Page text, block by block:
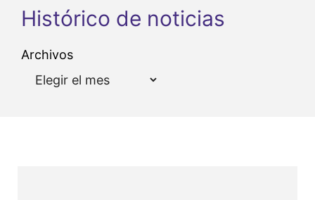
Histórico de noticias
Archivos